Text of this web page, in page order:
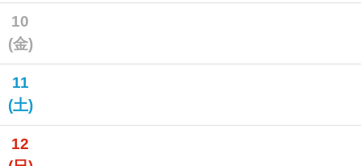
10
(金)
11
(土)
12